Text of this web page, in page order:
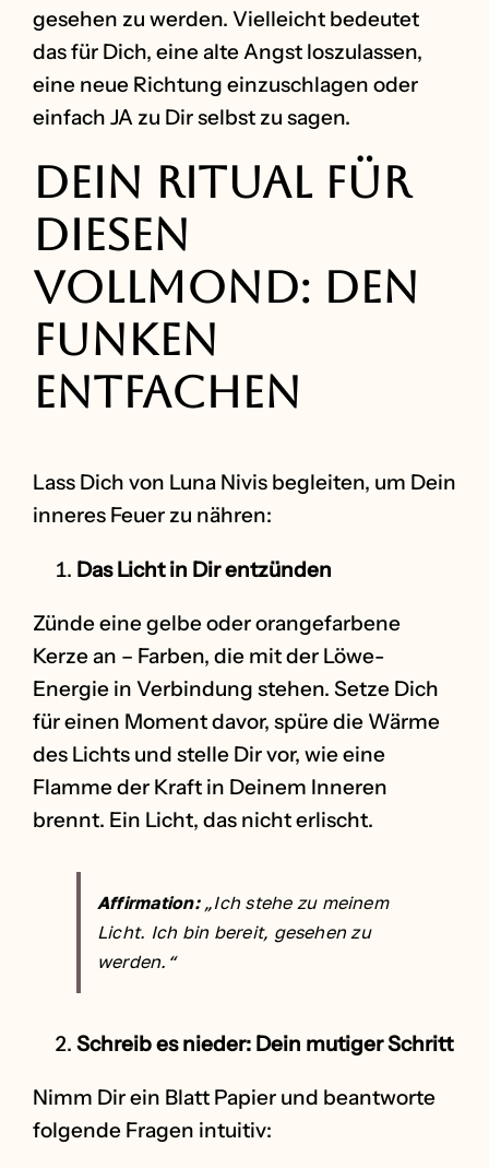
gesehen zu werden. Vielleicht bedeutet
das für Dich, eine alte Angst loszulassen,
eine neue Richtung einzuschlagen oder
einfach JA zu Dir selbst zu sagen.
Dein Ritual für
diesen
Vollmond: Den
Funken
entfachen
Lass Dich von Luna Nivis begleiten, um Dein
inneres Feuer zu nähren:
Das Licht in Dir entzünden
Zünde eine gelbe oder orangefarbene
Kerze an – Farben, die mit der Löwe-
Energie in Verbindung stehen. Setze Dich
für einen Moment davor, spüre die Wärme
des Lichts und stelle Dir vor, wie eine
Flamme der Kraft in Deinem Inneren
brennt. Ein Licht, das nicht erlischt.
Affirmation: „Ich stehe zu meinem
Licht. Ich bin bereit, gesehen zu
werden.“
Schreib es nieder: Dein mutiger Schritt
Nimm Dir ein Blatt Papier und beantworte
folgende Fragen intuitiv: